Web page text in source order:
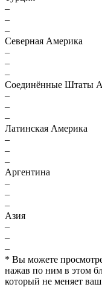
–
–
–
Северная Америка
–
–
–
Соединённые Штаты
–
–
–
Латинская Америка
–
–
–
Аргентина
–
–
–
Азия
–
–
–
* Вы можете
нажав по ним в этом
который не меняет